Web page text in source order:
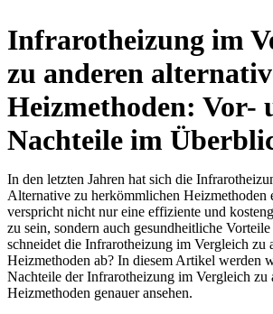
Infrarotheizung im
zu anderen
Heizmethoden: Vor-
Nachteile im
In den letzten Jahren hat sich die
Alternative zu herkömmlichen Heizmethoden
verspricht nicht nur eine effiziente und
zu sein, sondern auch gesundheitliche
schneidet die Infrarotheizung im Vergleich zu
Heizmethoden ab? In diesem Artikel werden
Nachteile der Infrarotheizung im Vergleich zu
Heizmethoden genauer ansehen.